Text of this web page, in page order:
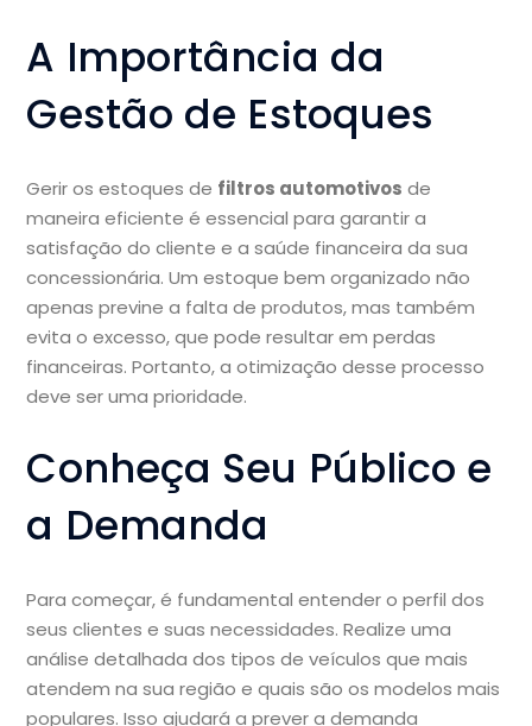
A Importância da
Gestão de Estoques
Gerir os estoques de filtros automotivos de
maneira eficiente é essencial para garantir a
satisfação do cliente e a saúde financeira da sua
concessionária. Um estoque bem organizado não
apenas previne a falta de produtos, mas também
evita o excesso, que pode resultar em perdas
financeiras. Portanto, a otimização desse processo
deve ser uma prioridade.
Conheça Seu Público e
a Demanda
Para começar, é fundamental entender o perfil dos
seus clientes e suas necessidades. Realize uma
análise detalhada dos tipos de veículos que mais
atendem na sua região e quais são os modelos mais
populares. Isso ajudará a prever a demanda